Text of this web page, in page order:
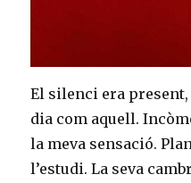
El silenci era
dia com aquell.
la meva sensació.
l’estudi. La seva